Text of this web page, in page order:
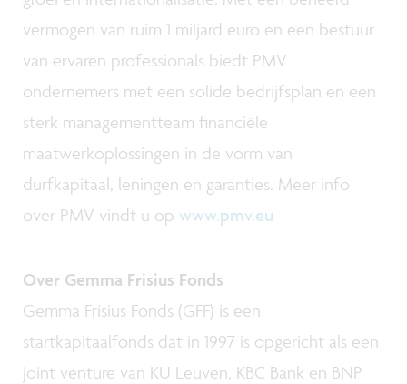
vermogen van ruim 1 miljard euro en een bestuur
van ervaren professionals biedt PMV
ondernemers met een solide bedrijfsplan en een
sterk managementteam financiële
maatwerkoplossingen in de vorm van
durfkapitaal, leningen en garanties. Meer info
over PMV vindt u op www.pmv.eu
Over Gemma Frisius Fonds
Gemma Frisius Fonds (GFF) is een
startkapitaalfonds dat in 1997 is opgericht als een
joint venture van KU Leuven, KBC Bank en BNP